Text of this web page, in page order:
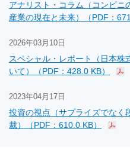
アナリスト・コラム（コンビニ
産業の現在と未来）（PDF：
2026年03月10日
スペシャル・レポート（日本株
いて）（PDF：428.0 KB）
2023年04月17日
投資の視点（サプライズでな
裁）（PDF：610.0 KB）